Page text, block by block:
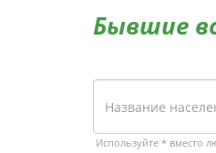
Бывшие
Используйте * вместо